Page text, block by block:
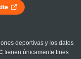
deportivas y los datos
tienen únicamente fines